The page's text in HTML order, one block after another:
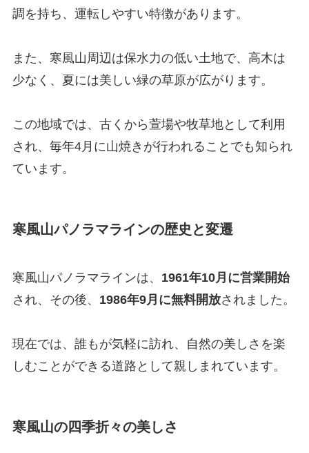
調を持ち、運転しやすい特徴があります。
また、寒風山周辺は保水力の低い土地で、高木は
少なく、夏には美しい緑の草原が広がります。
この地域では、古くから萱場や牧草地として利用
され、毎年4月に山焼きが行われることでも知られ
ています。
寒風山パノラマラインの歴史と変遷
寒風山パノラマラインは、 1961年10月に営業開始
され、その後、 1986年9月に無料開放されました。
現在では、誰もが気軽に訪れ、自然の美しさを楽
しむことができる道路として親しまれています。
寒風山の四季折々の美しさ